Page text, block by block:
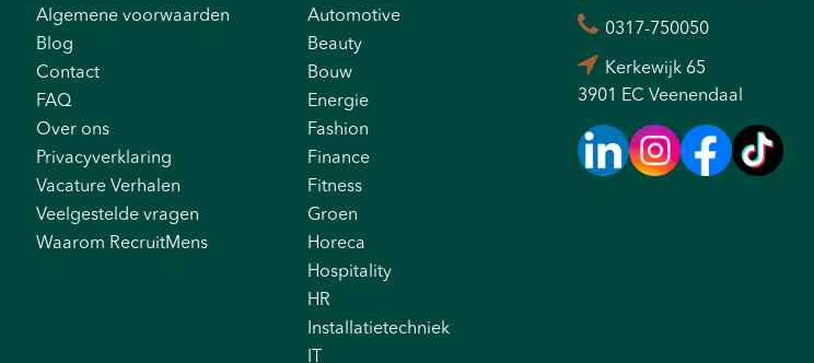
Algemene voorwaarden
Blog
Contact
FAQ
Over ons
Privacyverklaring
Vacature Verhalen
Veelgestelde vragen
Waarom RecruitMens
Automotive
Beauty
Bouw
Energie
Fashion
Finance
Fitness
Groen
Horeca
Hospitality
HR
Installatietechniek
0317-750050
Kerkewijk 65
3901 EC Veenendaal